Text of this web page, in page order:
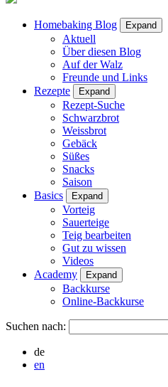
Homebaking Blog Expand
Aktuell
Über diesen Blog
Auf der Walz
Freunde und Links
Rezepte
Expand
Rezept-Suche
Schwarzbrot
Weissbrot
Gebäck
Süßes
Snacks
Saison
Basics
Expand
Vorteig
Sauerteige
Teig bearbeiten
Gut zu wissen
Videos
Academy
Expand
Backkurse
Online-Backkurse
Suchen nach:
de
en